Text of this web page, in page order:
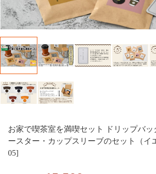
お家で喫茶室を満喫セット ドリップバッ
ースター・カップスリーブのセット（イエロー）
05]